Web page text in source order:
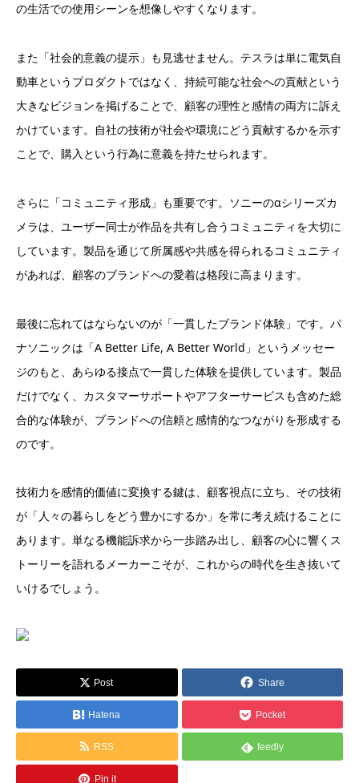
の生活での使用シーンを想像しやすくなります。
また「社会的意義の提示」も見逃せません。テスラは単に電気自
動車というプロダクトではなく、持続可能な社会への貢献という
大きなビジョンを掲げることで、顧客の理性と感情の両方に訴え
かけています。自社の技術が社会や環境にどう貢献するかを示す
ことで、購入という行為に意義を持たせられます。
さらに「コミュニティ形成」も重要です。ソニーのαシリーズカ
メラは、ユーザー同士が作品を共有し合うコミュニティを大切に
しています。製品を通じて所属感や共感を得られるコミュニティ
があれば、顧客のブランドへの愛着は格段に高まります。
最後に忘れてはならないのが「一貫したブランド体験」です。パ
ナソニックは「A Better Life, A Better World」というメッセー
ジのもと、あらゆる接点で一貫した体験を提供しています。製品
だけでなく、カスタマーサポートやアフターサービスも含めた総
合的な体験が、ブランドへの信頼と感情的なつながりを形成する
のです。
技術力を感情的価値に変換する鍵は、顧客視点に立ち、その技術
が「人々の暮らしをどう豊かにするか」を常に考え続けることに
あります。単なる機能訴求から一歩踏み出し、顧客の心に響くス
トーリーを語れるメーカーこそが、これからの時代を生き抜いて
いけるでしょう。
Post Share
Hatena Pocket
RSS feedly
Pin it